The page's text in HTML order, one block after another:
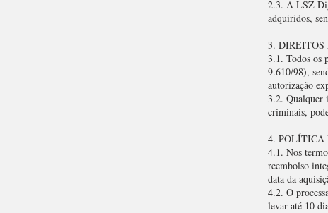
2.3. A LSZ
adquiridos,
3. DIREITOS
3.1. Todos os
9.610/98),
autorização
3.2. Qualquer
criminais,
4. POLÍTICA
4.1. Nos
reembolso
data da
4.2. O
levar até 10